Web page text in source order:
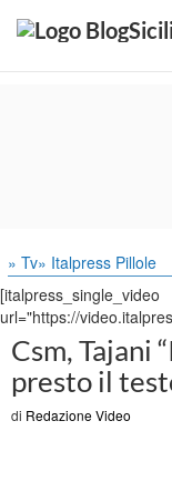
» Tv» Italpress Pillole
[italpress_single_video
url="https://
Csm, Tajani
presto il
di Redazione Video